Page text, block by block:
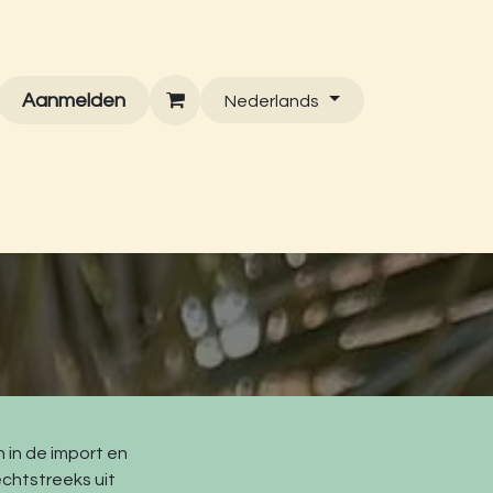
Aanmelden Nederlands
in de import en
uit